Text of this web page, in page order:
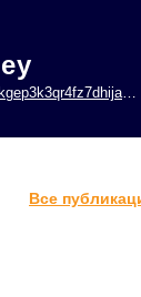
Все